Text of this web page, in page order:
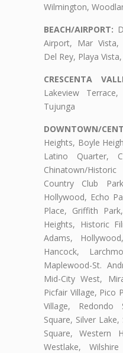
Wilmington,
BEACH/AIRPORT:
Airport, Mar Vista,
Del Rey, Playa
CRESCENTA
Lakeview
Tujunga
DOWNTOWN/
Heights, Boyle
Latino Quarter,
Chinatown/
Country Club
Hollywood, Echo
Place, Griffith
Heights, Historic
Adams,
Hancock,
Maplewood-St.
Mid-City West,
Picfair Village, Pico
Village, Redondo
Square, Silver
Square, Western
Westlake,